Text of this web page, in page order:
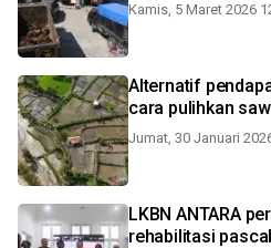
Kamis, 5 Maret 2026
Alternatif
cara pulihkan
Jumat, 30 Januari
LKBN ANTARA
rehabilitasi